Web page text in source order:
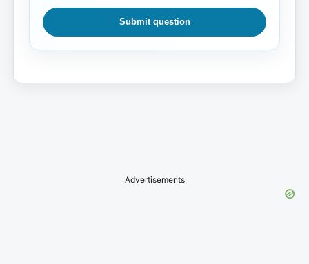
Submit question
Advertisements